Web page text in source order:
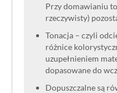
Przy domawianiu
rzeczywisty)
Tonacja – czyli
różnice
uzupełnieniem
dopasowane do
Dopuszczalne są